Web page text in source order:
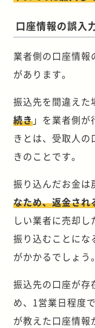
口座情報の誤入
業者側の口座情報
があります。
振込先を間違えた
続き」を業者側
きとは、受取人
きのことです。
振り込んだお金は
なため、返金され
しい業者に売却
振り込むことにな
がかかるでしょう。
振込先の口座が存
め、1営業日程度
が教えた口座情報